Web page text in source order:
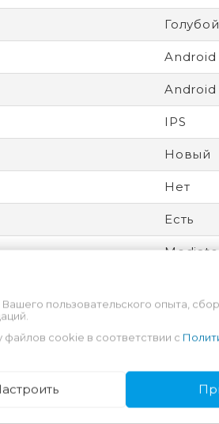
Голубой
Android
Android
IPS
Новый
Нет
Есть
пользовательского опыта,
файлов cookie в соответствии с